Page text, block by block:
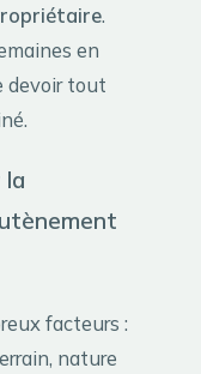
.
en
devoir tout
la
facteurs :
nature